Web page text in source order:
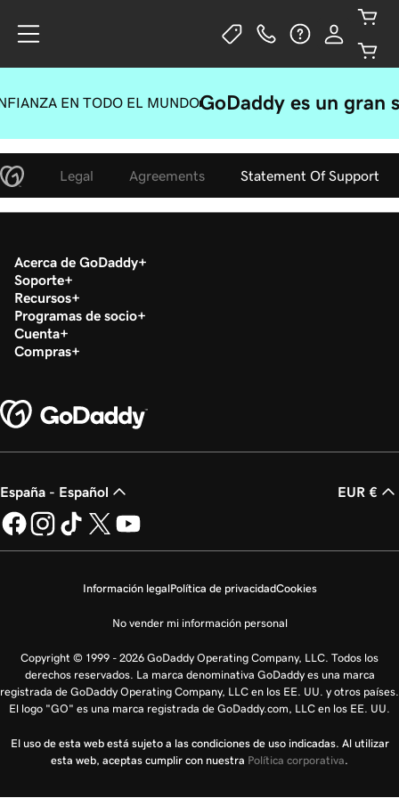
EN TODO EL MUNDOGoDaddy es un gran
Legal Agreements Statement Of Support
Acerca de GoDaddy
Soporte
Recursos
Programas de socio
Cuenta
Compras
España - Español EUR €
Información legalPolítica de privacidadCookies
No vender mi información personal
Copyright © 1999 - 2026 GoDaddy Operating Company, LLC. Todos los
derechos reservados. La marca denominativa GoDaddy es una marca
registrada de GoDaddy Operating Company, LLC en los EE. UU. y otros países.
El logo "GO" es una marca registrada de GoDaddy.com, LLC en los EE. UU.
El uso de esta web está sujeto a las condiciones de uso indicadas. Al utilizar
esta web, aceptas cumplir con nuestra Política corporativa.